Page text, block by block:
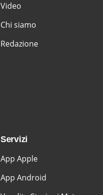
Video
Chi siamo
Redazione
Servizi
App Apple
App Android